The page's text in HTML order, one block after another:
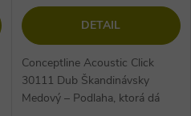
DETAIL
Conceptline Acoustic Click
30111 Dub Škandinávsky
Medový – Podlaha, ktorá dá